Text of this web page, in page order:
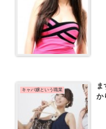
キャバ嬢という職業
か